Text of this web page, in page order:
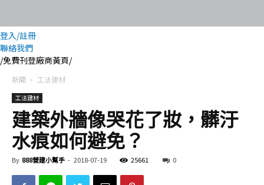
登入/註冊
聯絡我們
/免費刊登廠商黃頁/
新聞 工法建材
工法建材
建築外牆像哭花了妝，髒汙
水痕如何避免？
By 888營建小幫手 - 2018-07-19 25661 0